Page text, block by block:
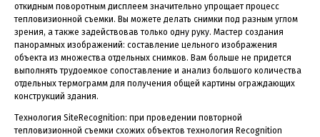
откидным поворотным дисплеем значительно упрощает процесс
тепловизионной съемки. Вы можете делать снимки под разным углом
зрения, а также задействовав только одну руку. Мастер создания
панорамных изображений: составление цельного изображения
объекта из множества отдельных снимков. Вам больше не придется
выполнять трудоемкое сопоставление и анализ большого количества
отдельных термограмм для получения общей картины ограждающих
конструкций здания.
Технология SiteRecognition: при проведении повторной
тепловизионной съемки схожих объектов технология Recognition